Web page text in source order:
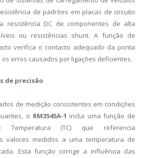
de padrões em placas de circuito
resistência DC de componentes de alta
ou resistências shunt. A função de
verifica o contacto adequado da ponta
erros causados ​​por ligações deficientes.
de precisão
de medição consistentes em condições
o RM3545A-1 inclui uma função de
Temperatura (TC) que referencia
valores medidos a uma temperatura de
Esta função corrige a influência das